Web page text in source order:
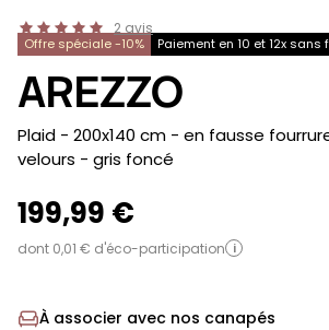
2 avis
Offre spéciale -10% Paiement en 10 et 12x sans
AREZZO
-
Plaid - 200x140 cm - en fausse
velours - gris foncé
199,99 €
dont 0,01 € d'éco-participation i
À associer avec nos canapés